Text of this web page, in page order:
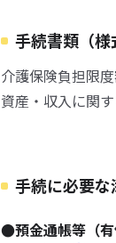
手続書類（様
介護保険負担限
資産・収入に関
手続に必要な
●預金通帳等（